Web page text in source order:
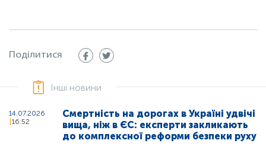
Поділитися
Інші новини
14.07.2026
16:52
Смертність на дорогах в Україні удвічі
вища, ніж в ЄС: експерти закликають
до комплексної реформи безпеки руху